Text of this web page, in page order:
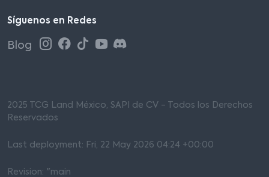
Síguenos en Redes
Blog
2025 TCG Land México, SAPI de CV - Todos los Derechos
Reservados
Last deployment: Fri, 22 May 2026 04:24 +00:00
Revision: "main